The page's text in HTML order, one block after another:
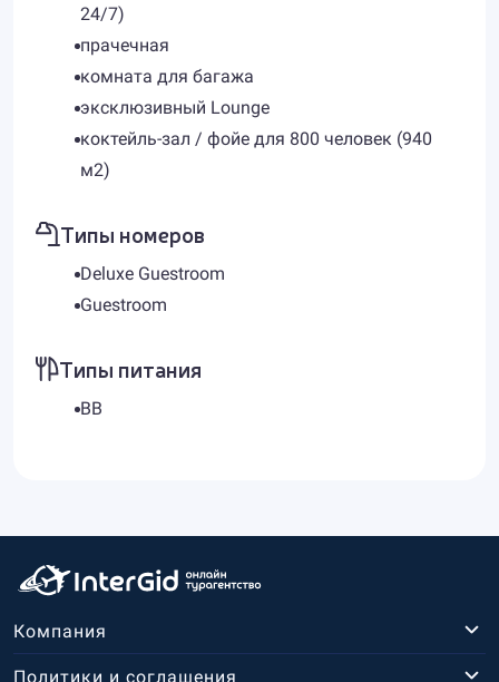
24/7)
прачечная
комната для багажа
эксклюзивный Lounge
коктейль-зал / фойе для 800 человек (940
м2)
Типы номеров
Deluxe Guestroom
Guestroom
Типы питания
BB
Компания
Политики и соглашения